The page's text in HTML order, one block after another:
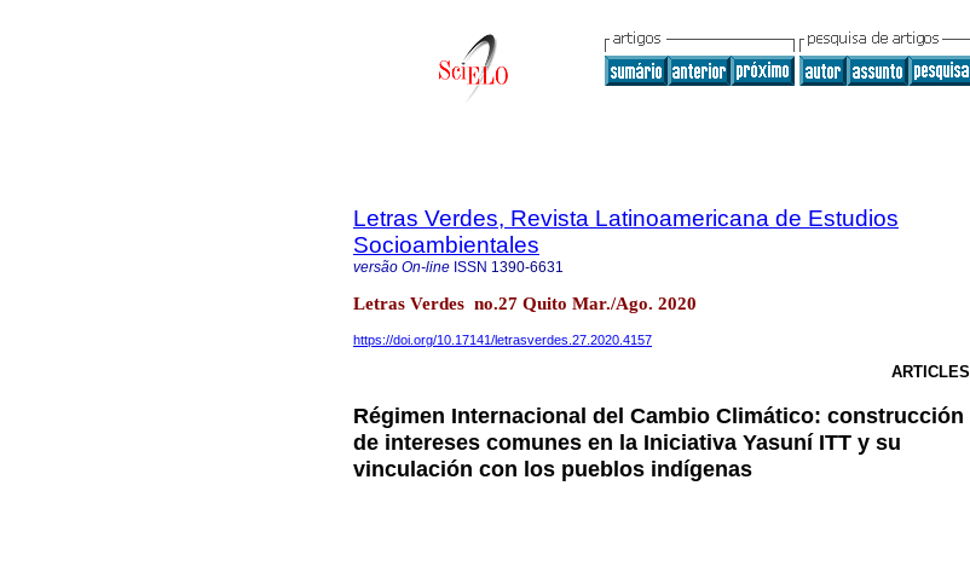
Letras Verdes, Revista Latinoamericana de Estudios
Socioambientales
versão On-line ISSN 1390-6631
Letras Verdes no.27 Quito Mar./Ago. 2020
https://doi.org/10.17141/letrasverdes.27.2020.4157
ARTICLES
Régimen Internacional del Cambio Climático: construcción
de intereses comunes en la Iniciativa Yasuní ITT y su
vinculación con los pueblos indígenas